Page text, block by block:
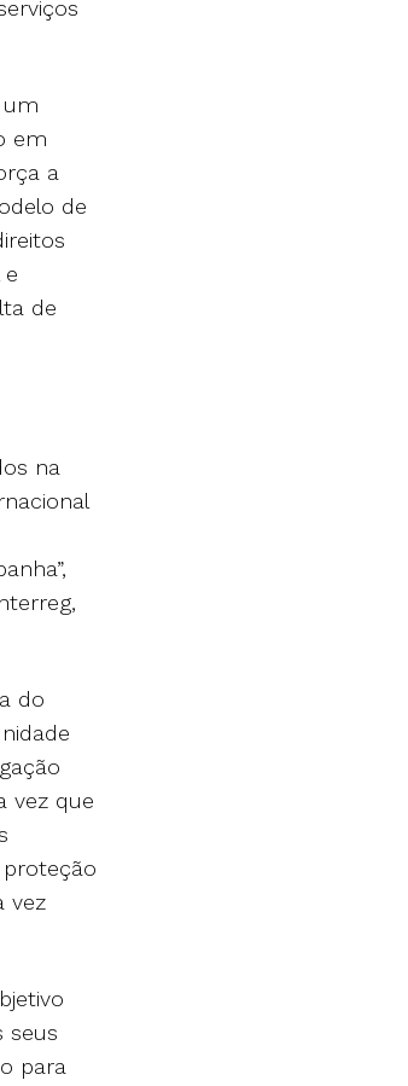
um
em
a
de
de
na
do
vez que
vez
seus
para